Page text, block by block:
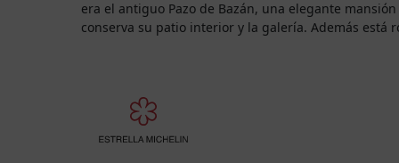
era el antiguo Pazo de Bazán, una elegante
conserva su patio interior y la galería. Además está